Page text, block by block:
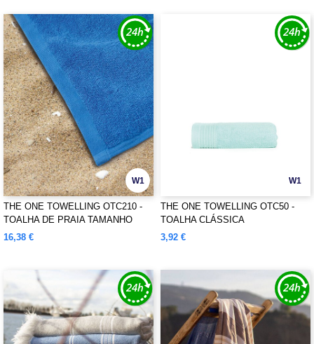
W1
THE ONE TOWELLING OTC210 -
TOALHA DE PRAIA TAMANHO
SUPER
16,38 €
W1
THE ONE TOWELLING OTC50 -
TOALHA CLÁSSICA
3,92 €